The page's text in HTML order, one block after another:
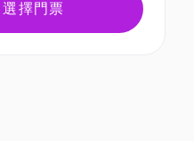
選擇門票